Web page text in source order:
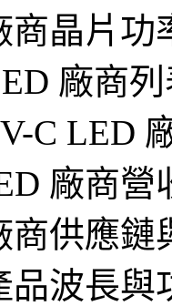
商晶片功
廠商
C LED
廠商
商供應鏈
品波長與